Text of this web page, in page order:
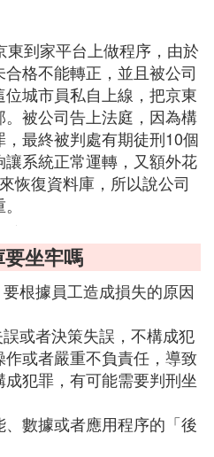
到家平台上做程序，由於
格不能轉正，並且被公司
城市員私自上線，把京東
被公司告上法庭，因為構
最終被判處有期徒刑10個
系統正常運轉，又額外花
恢復資料庫，所以說公司
坐牢嗎
根據員工造成損失的原因
或者決策失誤，不構成犯
或者嚴重不負責任，導致
犯罪，有可能需要判刑坐
數據或者應用程序的「後